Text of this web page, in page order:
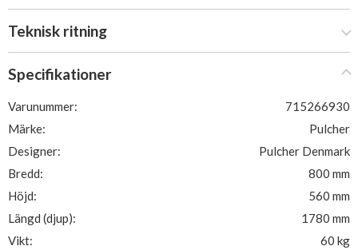
Teknisk ritning
Specifikationer
Varunummer:
715266930
Märke:
Pulcher
Designer:
Pulcher Denmark
Bredd:
800 mm
Höjd:
560 mm
Längd (djup):
1780 mm
Vikt:
60 kg